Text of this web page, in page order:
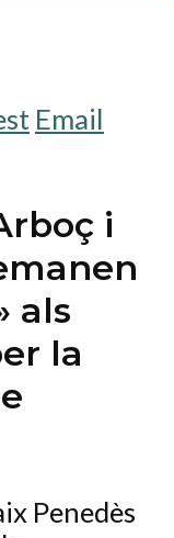
Email
i
als
la
Penedès